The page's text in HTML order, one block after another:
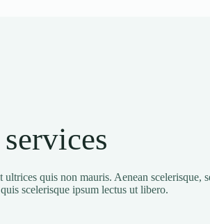
quis non mauris. Aenean scelerisque,
scelerisque ipsum lectus ut libero.